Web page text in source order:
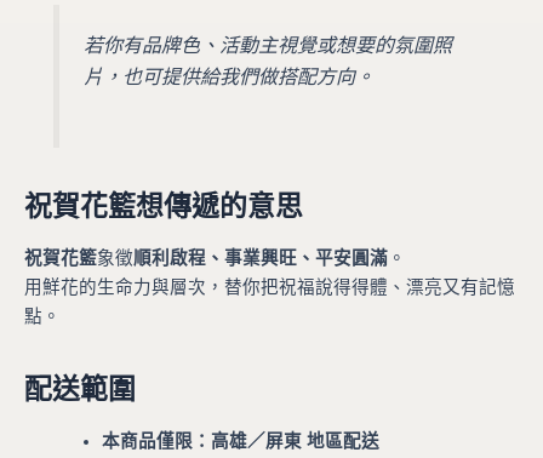
若你有品牌色、活動主視覺或想要的氛圍照
片，也可提供給我們做搭配方向。
祝賀花籃想傳遞的意思
祝賀花籃象徵順利啟程、事業興旺、平安圓滿 。
用鮮花的生命力與層次，替你把祝福說得得體、漂亮又有記憶
點。
配送範圍
本商品僅限：高雄／屏東 地區配送